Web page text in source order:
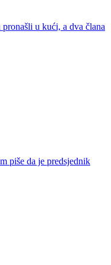
u kući, a dva člana
piše da je predsjednik